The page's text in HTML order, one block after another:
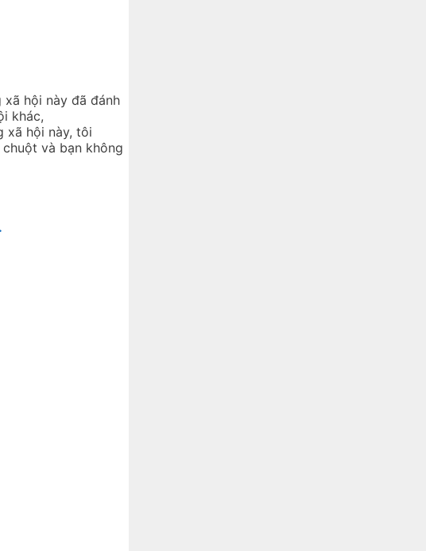
hội này đã đánh
xã hội khác,
xã hội này, tôi
và bạn không